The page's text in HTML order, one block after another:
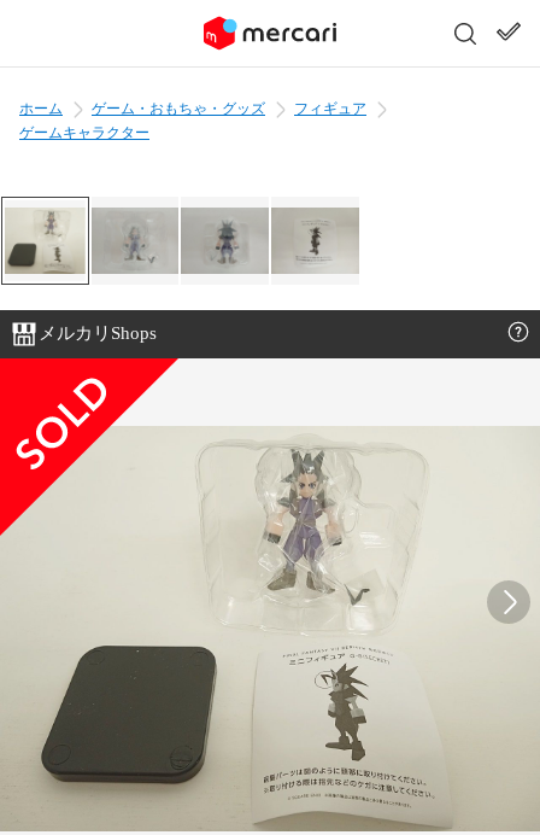
ホーム ゲーム・おもちゃ・グッズ
フィギュア
ゲームキャラクター
メルカリShops